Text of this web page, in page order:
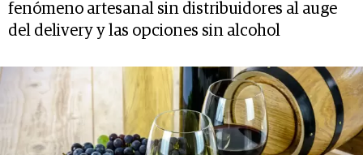
fenómeno artesanal sin distribuidores al auge
del delivery y las opciones sin alcohol